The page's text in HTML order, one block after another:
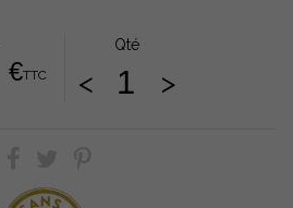
€TTC
Qté
< >